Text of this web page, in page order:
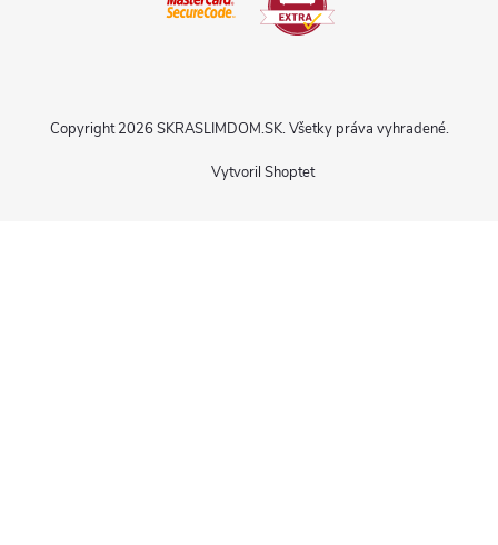
Vytvoril Shoptet
Copyright 2026 SKRASLIMDOM.SK. Všetky práva vyhradené.